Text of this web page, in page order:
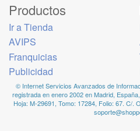
Productos
Ir a Tienda
AVIPS
Franquicias
Publicidad
© Internet Servicios Avanzados de
registrada en enero 2002 en Madrid,
Hoja: M-29691, Tomo: 17284, Folio: 67. C/.